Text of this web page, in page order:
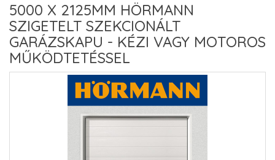
5000 X 2125MM HÖRMANN
SZIGETELT SZEKCIONÁLT
GARÁZSKAPU - KÉZI VAGY MOTOROS
MŰKÖDTETÉSSEL